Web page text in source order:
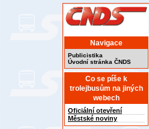
Navigace
Publicistika
Úvodní stránka ČNDS
Co se píše k
trolejbusům na jiných
webech
Oficiální otevření
Městské noviny